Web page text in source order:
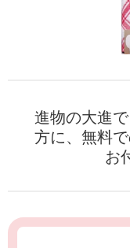
進物の大進
方に、無料
お